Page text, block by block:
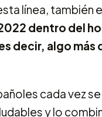
línea,
dentro del
decir, algo más
cada vez
y lo